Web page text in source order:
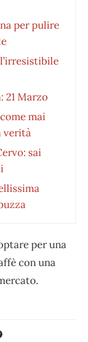
per pulire
21 Marzo
mai
verità
sai
per una
con una